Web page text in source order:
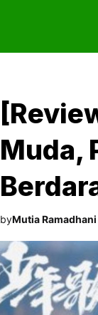
Muda,
byMutia Ramadhani